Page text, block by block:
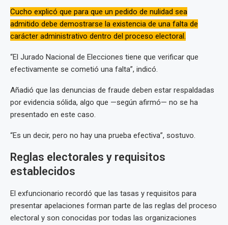
Cucho explicó que para que un pedido de nulidad sea
admitido debe demostrarse la existencia de una falta de
carácter administrativo dentro del proceso electoral.
“El Jurado Nacional de Elecciones tiene que verificar que
efectivamente se cometió una falta”, indicó.
Añadió que las denuncias de fraude deben estar respaldadas
por evidencia sólida, algo que —según afirmó— no se ha
presentado en este caso.
“Es un decir, pero no hay una prueba efectiva”, sostuvo.
Reglas electorales y requisitos
establecidos
El exfuncionario recordó que las tasas y requisitos para
presentar apelaciones forman parte de las reglas del proceso
electoral y son conocidas por todas las organizaciones